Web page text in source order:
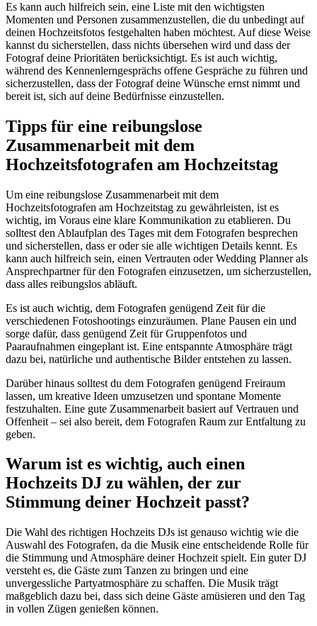
Es kann auch hilfreich sein, eine Liste mit den wichtigsten
Momenten und Personen zusammenzustellen, die du unbedingt auf
deinen Hochzeitsfotos festgehalten haben möchtest. Auf diese Weise
kannst du sicherstellen, dass nichts übersehen wird und dass der
Fotograf deine Prioritäten berücksichtigt. Es ist auch wichtig,
während des Kennenlerngesprächs offene Gespräche zu führen und
sicherzustellen, dass der Fotograf deine Wünsche ernst nimmt und
bereit ist, sich auf deine Bedürfnisse einzustellen.
Tipps für eine reibungslose
Zusammenarbeit mit dem
Hochzeitsfotografen am Hochzeitstag
Um eine reibungslose Zusammenarbeit mit dem
Hochzeitsfotografen am Hochzeitstag zu gewährleisten, ist es
wichtig, im Voraus eine klare Kommunikation zu etablieren. Du
solltest den Ablaufplan des Tages mit dem Fotografen besprechen
und sicherstellen, dass er oder sie alle wichtigen Details kennt. Es
kann auch hilfreich sein, einen Vertrauten oder Wedding Planner als
Ansprechpartner für den Fotografen einzusetzen, um sicherzustellen,
dass alles reibungslos abläuft.
Es ist auch wichtig, dem Fotografen genügend Zeit für die
verschiedenen Fotoshootings einzuräumen. Plane Pausen ein und
sorge dafür, dass genügend Zeit für Gruppenfotos und
Paaraufnahmen eingeplant ist. Eine entspannte Atmosphäre trägt
dazu bei, natürliche und authentische Bilder entstehen zu lassen.
Darüber hinaus solltest du dem Fotografen genügend Freiraum
lassen, um kreative Ideen umzusetzen und spontane Momente
festzuhalten. Eine gute Zusammenarbeit basiert auf Vertrauen und
Offenheit – sei also bereit, dem Fotografen Raum zur Entfaltung zu
geben.
Warum ist es wichtig, auch einen
Hochzeits DJ zu wählen, der zur
Stimmung deiner Hochzeit passt?
Die Wahl des richtigen Hochzeits DJs ist genauso wichtig wie die
Auswahl des Fotografen, da die Musik eine entscheidende Rolle für
die Stimmung und Atmosphäre deiner Hochzeit spielt. Ein guter DJ
versteht es, die Gäste zum Tanzen zu bringen und eine
unvergessliche Partyatmosphäre zu schaffen. Die Musik trägt
maßgeblich dazu bei, dass sich deine Gäste amüsieren und den Tag
in vollen Zügen genießen können.